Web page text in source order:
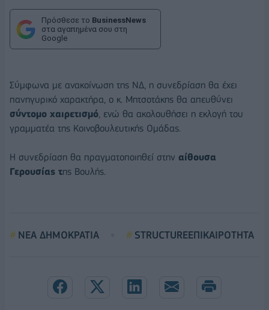
Πρόσθεσε το BusinessNews
στα αγαπημένα σου στη
Google
Σύμφωνα με ανακοίνωση της ΝΔ, η συνεδρίαση θα έχει
πανηγυρικό χαρακτήρα, ο κ. Μητσοτάκης θα απευθύνει
σύντομο χαιρετισμό, ενώ θα ακολουθήσει η εκλογή του
γραμματέα της Κοινοβουλευτικής Ομάδας.
Η συνεδρίαση θα πραγματοποιηθεί στην αίθουσα
Γερουσίας της Βουλής.
ΝΕΑ ΔΗΜΟΚΡΑΤΙΑ STRUCTUREΕΠΙΚΑΙΡΟΤΗΤΑ